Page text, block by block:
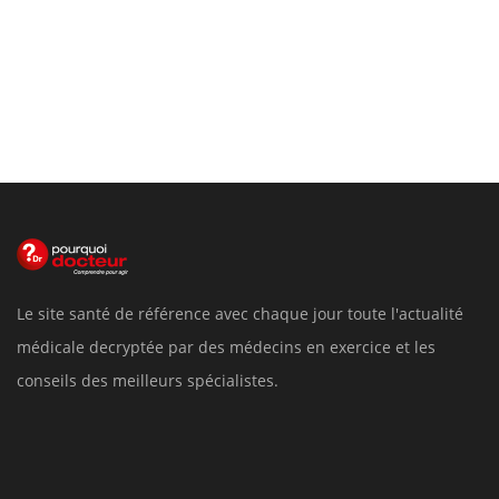
Le site santé de référence avec chaque jour toute l'actualité
médicale decryptée par des médecins en exercice et les
conseils des meilleurs spécialistes.